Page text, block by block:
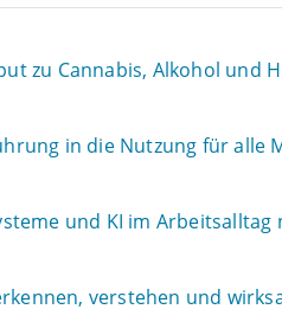
zu Cannabis, Alkohol und
in die Nutzung für alle
und KI im Arbeitsalltag
verstehen und